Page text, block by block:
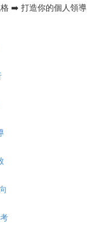
➡️ 打造你的個人領導